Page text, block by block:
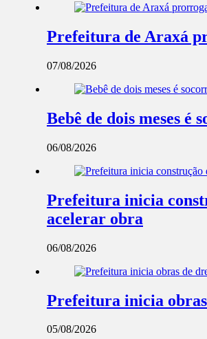
Prefeitura de Araxá
07/08/2026
Bebê de dois meses é
06/08/2026
Prefeitura inicia
acelerar obra
06/08/2026
Prefeitura inicia
05/08/2026